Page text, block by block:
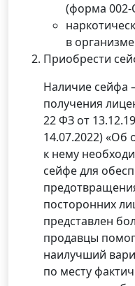
(форма 002-
в
Приобрести
Наличие сейфа
получения
22 ФЗ от
14.07.2022) «Об
к нему
сейфе для
посторонних
представлен
продавцы
наилучший
по месту